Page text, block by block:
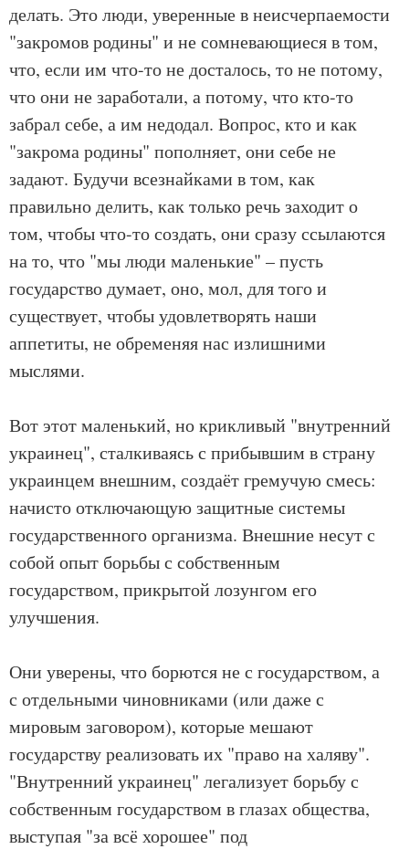
делать. Это люди, уверенные в неисчерпаемости
"закромов родины" и не сомневающиеся в том,
что, если им что-то не досталось, то не потому,
что они не заработали, а потому, что кто-то
забрал себе, а им недодал. Вопрос, кто и как
"закрома родины" пополняет, они себе не
задают. Будучи всезнайками в том, как
правильно делить, как только речь заходит о
том, чтобы что-то создать, они сразу ссылаются
на то, что "мы люди маленькие" – пусть
государство думает, оно, мол, для того и
существует, чтобы удовлетворять наши
аппетиты, не обременяя нас излишними
мыслями.
Вот этот маленький, но крикливый "внутренний
украинец", сталкиваясь с прибывшим в страну
украинцем внешним, создаёт гремучую смесь:
начисто отключающую защитные системы
государственного организма. Внешние несут с
собой опыт борьбы с собственным
государством, прикрытой лозунгом его
улучшения.
Они уверены, что борются не с государством, а
с отдельными чиновниками (или даже с
мировым заговором), которые мешают
государству реализовать их "право на халяву".
"Внутренний украинец" легализует борьбу с
собственным государством в глазах общества,
выступая "за всё хорошее" под